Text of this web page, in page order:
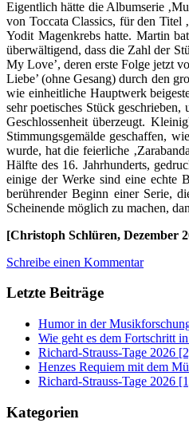
Eigentlich hätte die Albumserie
von Toccata Classics, für den Titel
Yodit Magenkrebs hatte. Martin
überwältigend, dass die Zahl der
My Love’, deren erste Folge jetzt
Liebe’ (ohne Gesang) durch den
wie einheitliche Hauptwerk
sehr poetisches Stück
Geschlossenheit überzeugt.
Stimmungsgemälde geschaffen,
wurde, hat die feierliche
Hälfte des 16. Jahrhunderts,
einige der Werke sind eine echte
berührender Beginn einer Serie,
Scheinende möglich zu machen,
[Christoph Schlüren, Dezember
Schreibe einen Kommentar
Letzte Beiträge
Humor in der
Wie geht es dem Fortschritt
Richard-Strauss-Tage 2026
Henzes Requiem mit dem
Richard-Strauss-Tage 2026
Kategorien